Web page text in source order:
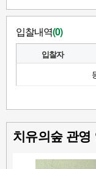
입찰내역(0)